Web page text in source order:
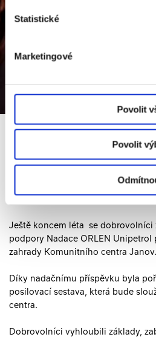
Statistické
Marketingové
Povolit
Povolit
I malé kroky
změnám.
3. Listopadu 2025
Ještě koncem léta se dobrovolníci
podpory Nadace ORLEN
zahrady Komunitního centra Janov.
Díky nadačnímu příspěvku byla
posilovací sestava, která bude
centra.
Dobrovolníci vyhloubili základy,